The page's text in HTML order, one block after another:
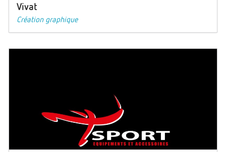
Vivat
Création graphique